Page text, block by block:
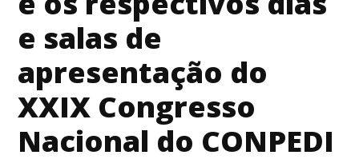
e salas de
apresentação do
XXIX Congresso
Nacional do CONPEDI